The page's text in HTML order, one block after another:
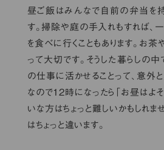
昼ご飯はみんなで自前の弁当を
す。掃除や庭の手入れもすれば、一
を食べに行くこともあります。お
って大切です。そうした暮らしの中
の仕事に活かせることって、意外と
なので12時になったら「お昼はよ
いな方はちょっと難しいかもしれま
はちょっと違います。